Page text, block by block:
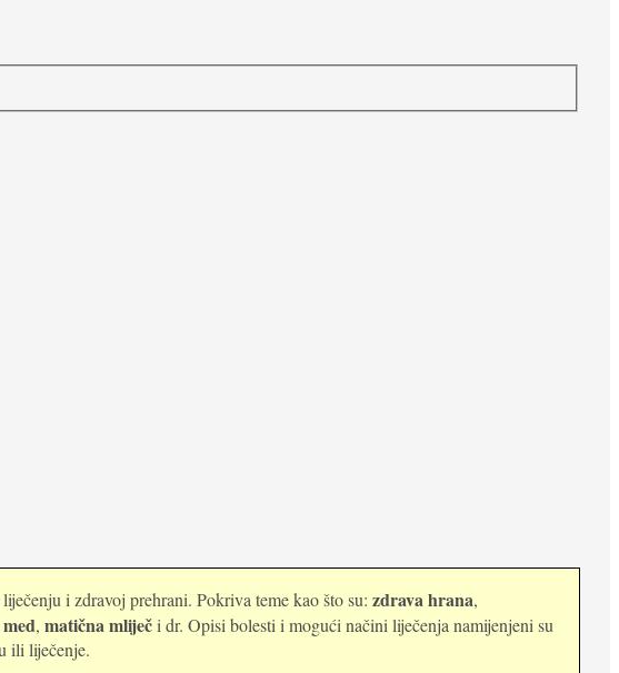
i zdravoj prehrani. Pokriva teme kao što su: zdrava hrana,
med, matična mliječi dr. Opisi bolesti i mogući načini liječenja namijenjeni su
ili liječenje.